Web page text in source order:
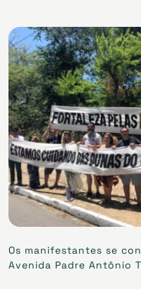
Os manifestantes se
Avenida Padre Antônio